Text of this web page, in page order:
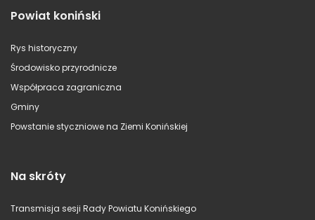
Powiat koniński
Rys historyczny
Środowisko przyrodnicze
Współpraca zagraniczna
Gminy
Powstanie styczniowe na Ziemi Konińskiej
Na skróty
Transmisja sesji Rady Powiatu Konińskiego